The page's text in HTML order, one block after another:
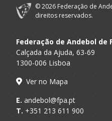
FUTEBOL CLUBE
© 2026 Federação de
direitos reservados.
Federação de Andebol de
Calçada da Ajuda, 63-69
1300-006 Lisboa
Ver no Mapa
E. andebol@fpa.pt
T. +351 213 611 900